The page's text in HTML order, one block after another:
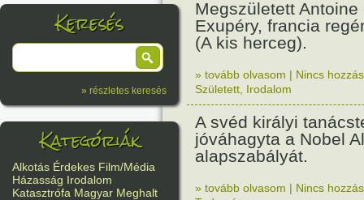
Keresés
» részletes keresés
Kategóriák
Alkotás Érdekes Film/Média
Házasság Irodalom
Katasztrófa Magyar Meghalt
Megszületett Antoine
Exupéry, francia
(A kis herceg).
» tovább olvasom | Nincs
Született Irodalom
A svéd királyi
jóváhagyta a Nobel
alapszabályát.
» tovább olvasom | Nincs